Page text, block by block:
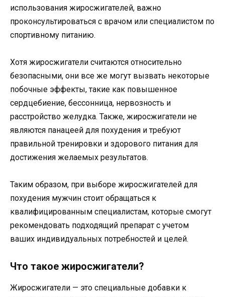
использования жиросжигателей, важно
проконсультироваться с врачом или специалистом по
спортивному питанию.
Хотя жиросжигатели считаются относительно
безопасными, они все же могут вызвать некоторые
побочные эффекты, такие как повышенное
сердцебиение, бессонница, нервозность и
расстройство желудка. Также, жиросжигатели не
являются панацеей для похудения и требуют
правильной тренировки и здорового питания для
достижения желаемых результатов.
Таким образом, при выборе жиросжигателей для
похудения мужчин стоит обращаться к
квалифицированным специалистам, которые смогут
рекомендовать подходящий препарат с учетом
ваших индивидуальных потребностей и целей.
Что такое жиросжигатели?
Жиросжигатели — это специальные добавки к